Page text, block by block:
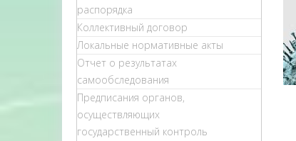
распорядка
Коллективный договор
Локальные нормативные акты
Отчет о результатах
самообследования
Предписания органов,
осуществляющих
государственный контроль